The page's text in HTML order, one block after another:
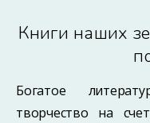
Книги наших
Богатое
творчество на